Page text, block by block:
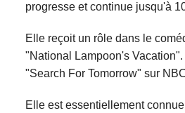
progresse et continue jusqu'à
Elle reçoit un rôle dans le
"National Lampoon's
"Search For Tomorrow" sur
Elle est essentiellement